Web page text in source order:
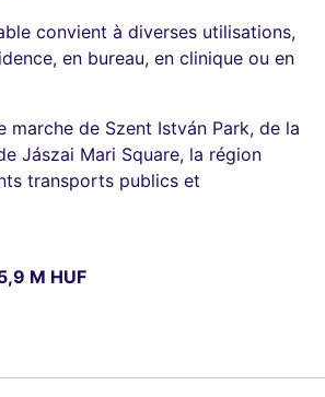
convient à diverses utilisations,
en bureau, en clinique ou en
marche de Szent István Park, de la
Jászai Mari Square, la région
transports publics et
M HUF